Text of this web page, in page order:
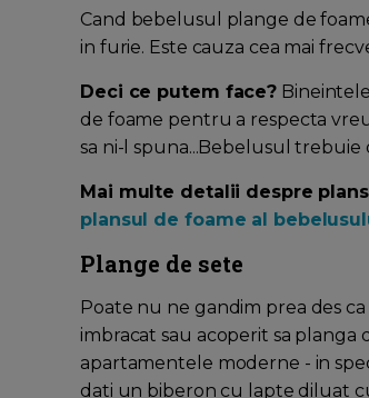
Cand bebelusul plange de
in furie. Este cauza cea mai
Deci ce putem face?
de foame pentru a respecta
sa ni-l spuna...Bebelusul trebuie
Mai multe detalii despre
plansul de foame al
Plange de sete
Poate nu ne gandim prea des
imbracat sau acoperit sa
apartamentele moderne - in
dati un biberon cu lapte diluat